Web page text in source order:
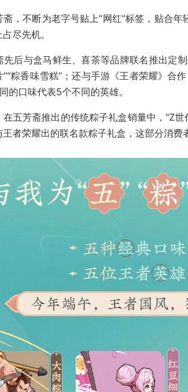
，不断为老字号贴上“网红”标签，贴合
尽先机。
先后与盒马鲜生、喜茶等品牌联名推出定
粽香味雪糕”；还与手游《王者荣耀》合
的口味代表5个不同的英雄。
五芳斋推出的传统粽子礼盒销量中，“Z
者荣耀出的联名款粽子礼盒，这部分消费